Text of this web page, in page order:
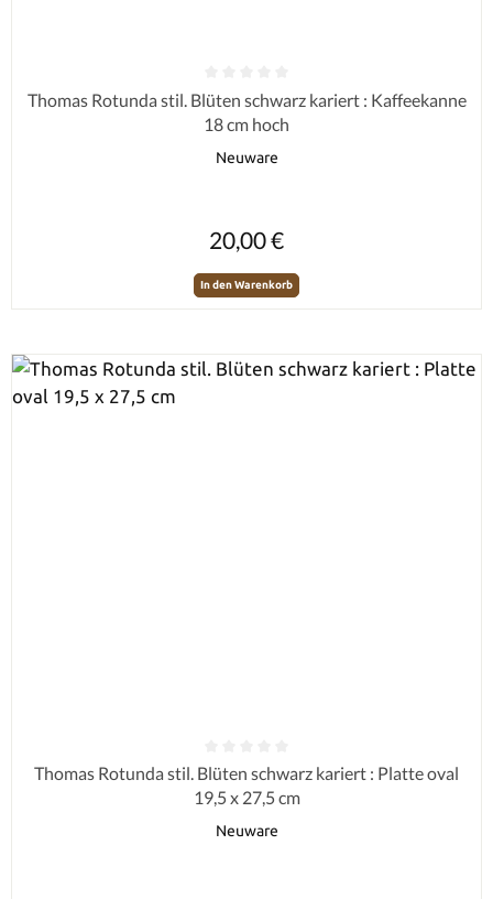
Durchschnittliche Bewertung von 0 von 5 Sternen
Thomas Rotunda stil. Blüten schwarz kariert : Kaffeekanne
18 cm hoch
Neuware
20,00 €
In den Warenkorb
Durchschnittliche Bewertung von 0 von 5 Sternen
Thomas Rotunda stil. Blüten schwarz kariert : Platte oval
19,5 x 27,5 cm
Neuware